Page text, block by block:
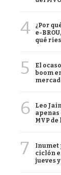
4
¿Por
e-
qué
5
El
boom
6
Leo
MVP
7
Inumet
ciclón
jueves